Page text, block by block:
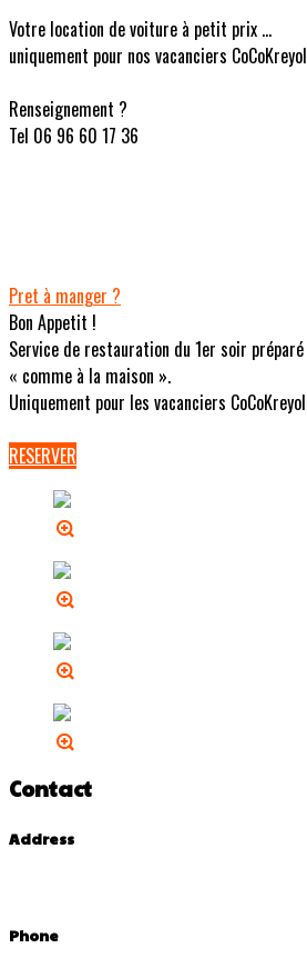
Votre location de voiture à petit prix ...
uniquement pour nos vacanciers CoCoKreyol
Renseignement ?
Tel 06 96 60 17 36
Pret à manger ?
Bon Appetit !
Service de restauration du 1er soir préparé
« comme à la maison ».
Uniquement pour les vacanciers CoCoKreyol
RESERVER
Contact
Address
Phone